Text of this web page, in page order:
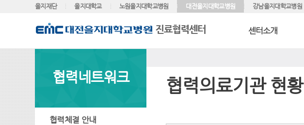
을지재단 을지대학교 노원을지대학교병원 대전을지대학교병원 강남을지대학교병원
센터소개
협력네트워크
협력체결 안내
협력의료기관 현황